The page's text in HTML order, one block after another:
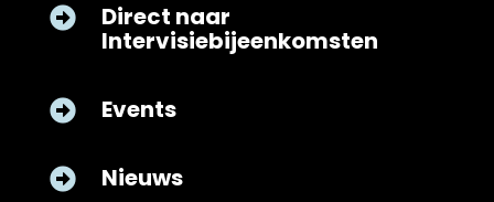
 Direct naar
Intervisiebijeenkomsten
 Events
 Nieuws